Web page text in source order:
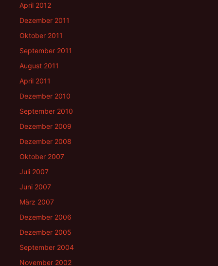
April 2012
Dezember 2011
Oktober 2011
September 2011
August 2011
April 2011
Dezember 2010
September 2010
Dezember 2009
Dezember 2008
Oktober 2007
Juli 2007
Juni 2007
März 2007
Dezember 2006
Dezember 2005
September 2004
November 2002